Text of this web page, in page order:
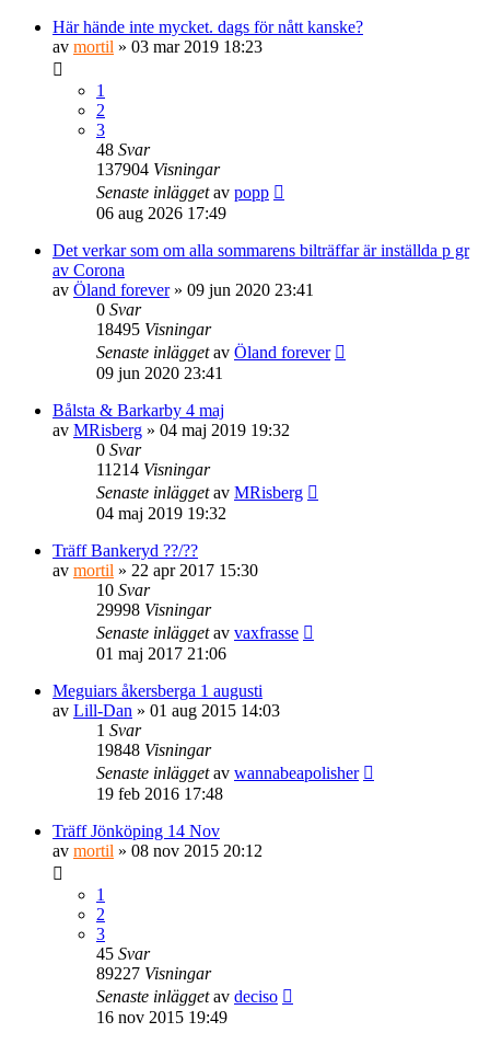
Här hände inte mycket. dags för nått kanske?
av mortil » 03 mar 2019 18:23
1
2
3
48 Svar
137904 Visningar
Senaste inläggetav popp
06 aug 2026 17:49
Det verkar som om alla sommarens bilträffar är inställda p gr
av Corona
av Öland forever» 09 jun 2020 23:41
0 Svar
18495 Visningar
Senaste inläggetav Öland forever
09 jun 2020 23:41
Bålsta & Barkarby 4 maj
av MRisberg » 04 maj 2019 19:32
0 Svar
11214 Visningar
Senaste inläggetav MRisberg
04 maj 2019 19:32
Träff Bankeryd ??/??
av mortil » 22 apr 2017 15:30
10 Svar
29998 Visningar
Senaste inläggetav vaxfrasse
01 maj 2017 21:06
Meguiars åkersberga 1 augusti
av Lill-Dan » 01 aug 2015 14:03
1 Svar
19848 Visningar
Senaste inläggetav wannabeapolisher
19 feb 2016 17:48
Träff Jönköping 14 Nov
av mortil » 08 nov 2015 20:12
1
2
3
45 Svar
89227 Visningar
Senaste inläggetav deciso
16 nov 2015 19:49